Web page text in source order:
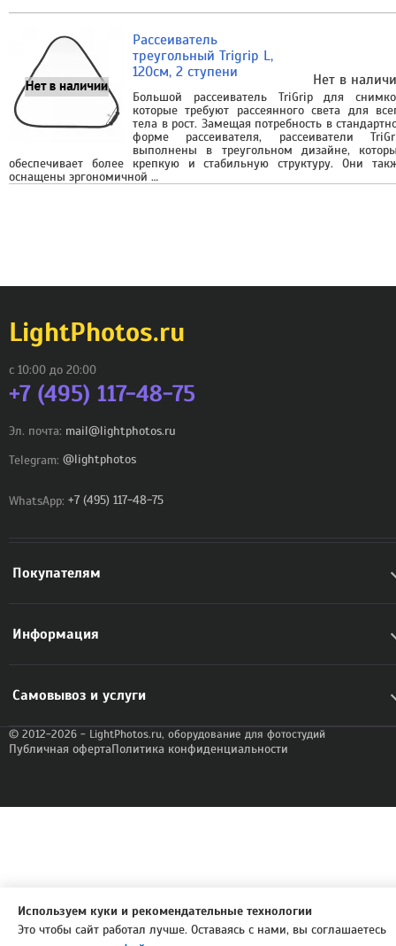
Нет в
Рассеиватель
треугольный Trigrip L,
120см, 2 ступени
Большой рассеиватель TriGrip для
которые требуют рассеянного света для
тела в рост. Замещая потребность в
форме рассеивателя, рассеиватели
выполнены в треугольном дизайне,
обеспечивает более крепкую и стабильную структуру. Они
оснащены эргономичной …
LightPhotos.ru
с 10:00 до 20:00
+7 (495) 117-48-75
Эл. почта: mail@lightphotos.ru
Telegram: @lightphotos
WhatsApp: +7 (495) 117-48-75
Покупателям
Информация
Самовывоз и услуги
© 2012-2026 - LightPhotos.ru, оборудование для фотостудий
Публичная офертаПолитика конфиденциальности
Используем куки и рекомендательные технологии
Это чтобы сайт работал лучше. Оставаясь с нами, вы соглашаетесь